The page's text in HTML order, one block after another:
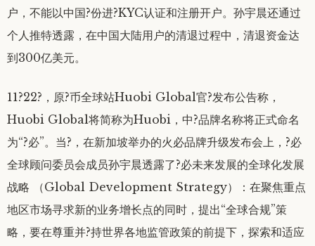
户，不能以中国?份进?KYC认证和注册开户。孙宇晨还通过
个人推特透露，在中国大陆用户的清退过程中，清退资金达
到300亿美元。
11?22?，原?币全球站Huobi Global官?发布公告称，
Huobi Global将简称为Huobi，中?品牌名称将正式命名
为“?必”。当?，在新加坡举办的火必品牌升级发布会上，?必
全球顾问委员会成员孙宇晨透露了?必未来发展的全球化发展
战略 （Global Development Strategy）：在聚焦重点
地区市场寻求新的业务增长点的同时，提出“全球合规”策
略，要在尊重并?持世界各地监管政策的前提下，探索和适应